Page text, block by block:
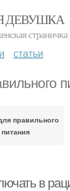
ДЕВУШКА
страничка
статьи
правильного
питания
в